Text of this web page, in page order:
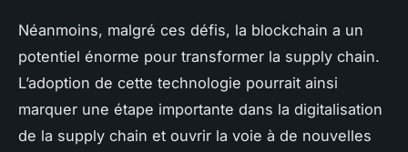
Néanmoins, malgré ces défis, la blockchain a un
potentiel énorme pour transformer la supply chain.
L’adoption de cette technologie pourrait ainsi
marquer une étape importante dans la digitalisation
de la supply chain et ouvrir la voie à de nouvelles